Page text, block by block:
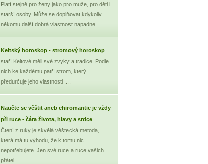
Platí stejně pro ženy jako pro muže, pro děti i
starší osoby. Může se doplňovat,kdykoliv
někomu další dobrá vlastnost napadne....
Keltský horoskop - stromový horoskop
staří Keltové měli své zvyky a tradice. Podle
nich ke každému patří strom, který
předurčuje jeho vlastnosti ....
Naučte se věštit aneb chiromantie je vždy
při ruce - čára života, hlavy a srdce
Čtení z ruky je skvělá věštecká metoda,
která má tu výhodu, že k tomu nic
nepotřebujete. Jen své ruce a ruce vašich
přátel....